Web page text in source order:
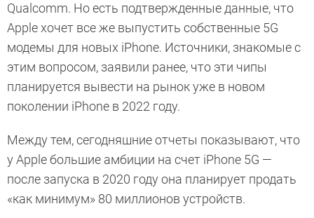
Qualcomm. Но есть подтвержденные данные, что
Apple хочет все же выпустить собственные 5G
модемы для новых iPhone. Источники, знакомые с
этим вопросом, заявили ранее, что эти чипы
планируется вывести на рынок уже в новом
поколении iPhone в 2022 году.
Между тем, сегодняшние отчеты показывают, что
у Apple большие амбиции на счет iPhone 5G —
после запуска в 2020 году она планирует продать
«как минимум» 80 миллионов устройств.